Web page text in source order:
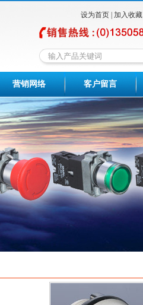
设为首页 加入收藏
营销网络 客户留言